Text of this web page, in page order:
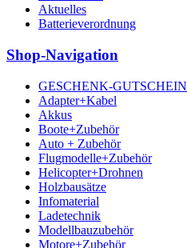
Aktuelles
Batterieverordnung
Shop-Navigation
GESCHENK-GUTSCHEIN
Adapter+Kabel
Akkus
Boote+Zubehör
Auto + Zubehör
Flugmodelle+Zubehör
Helicopter+Drohnen
Holzbausätze
Infomaterial
Ladetechnik
Modellbauzubehör
Motore+Zubehör